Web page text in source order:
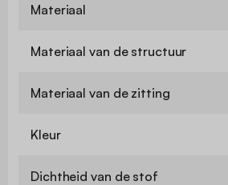
Materiaal
Materiaal van de structuur
Materiaal van de zitting
Kleur
Dichtheid van de stof